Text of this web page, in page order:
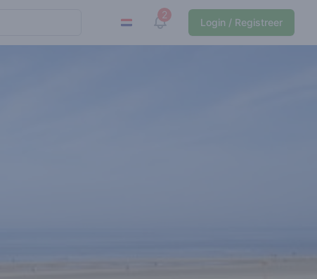
2
View notifications
Login / Registreer